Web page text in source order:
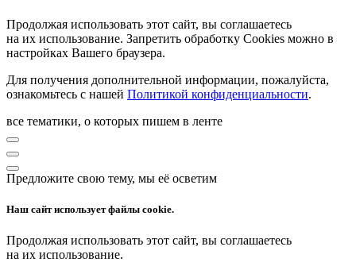
Продолжая использовать этот сайт, вы соглашаетесь
на их использование. Запретить обработку Cookies можно в
настройках Вашего браузера.
Для получения дополнительной информации, пожалуйста,
ознакомьтесь с нашей Политикой конфиденциальности.
все тематики, о которых пишем в ленте
Предложите свою тему, мы её осветим
Наш сайт использует файлы cookie.
Продолжая использовать этот сайт, вы соглашаетесь
на их использование.